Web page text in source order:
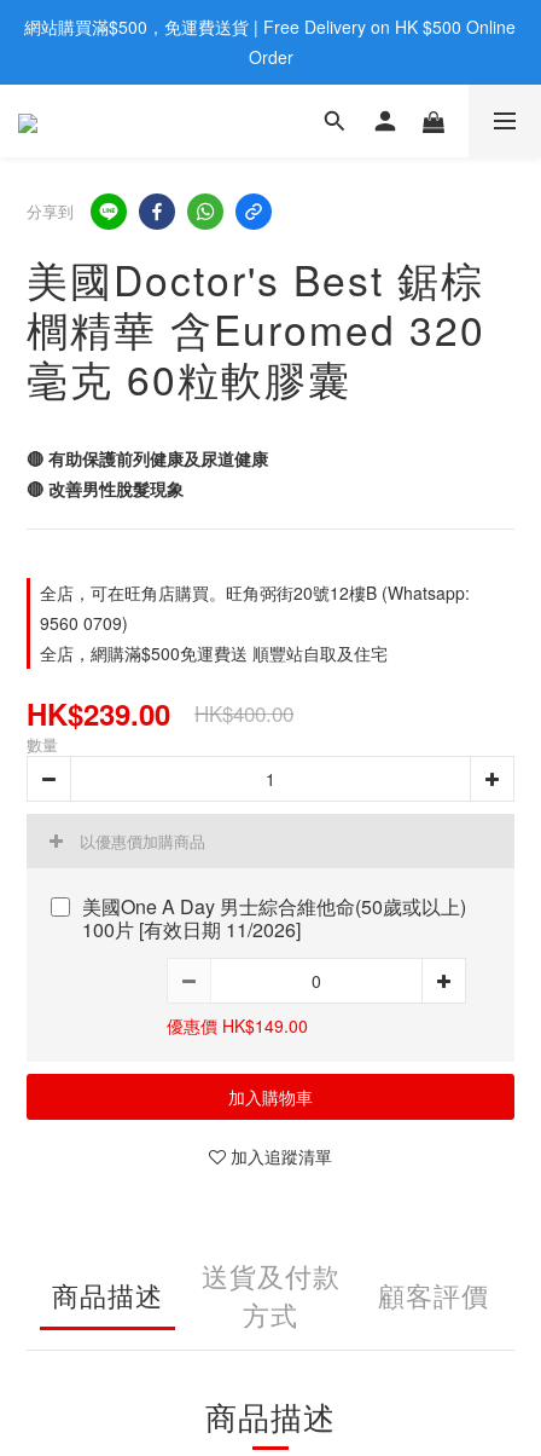
歡迎親臨旺角店購買：旺角弼街20號12樓B  |  RealDeal 保健品 |
WhatsApp 9560 0709
網站購買滿$500，免運費送貨 | Free Delivery on HK $500 Online
Order
歡迎親臨旺角店購買：旺角弼街20號12樓B  |  RealDeal 保健品 |
分享到
美國Doctor's Best 鋸棕
櫚精華 含Euromed 320
毫克 60粒軟膠囊
🔴 有助保護前列健康及尿道健康
🔴 改善男性脫髮現象
全店，可在旺角店購買。旺角弼街20號12樓B (Whatsapp:
9560 0709)
全店，網購滿$500免運費送 順豐站自取及住宅
HK$239.00 HK$400.00
數量
以優惠價加購商品
美國One A Day 男士綜合維他命(50歲或以上)
100片 [有效日期 11/2026]
優惠價 HK$149.00
加入購物車
加入追蹤清單
商品描述
送貨及付款
方式
顧客評價
商品描述